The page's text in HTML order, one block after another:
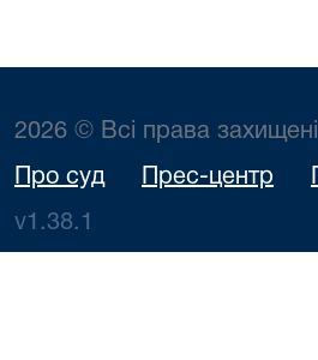
2026 © Всі права захищені
Про суд Прес-центр
v1.38.1